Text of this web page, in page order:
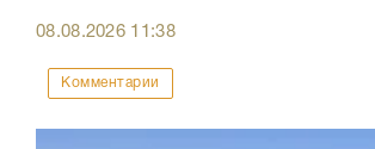
08.08.2026 11:38
Комментарии